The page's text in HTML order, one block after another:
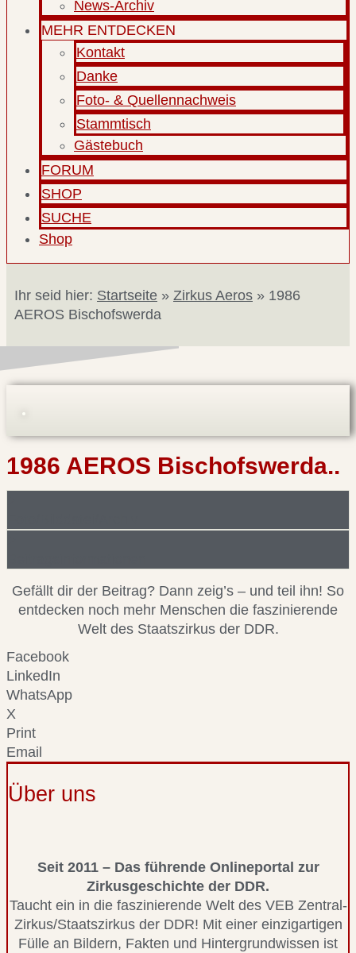
News-Archiv
MEHR ENTDECKEN
Kontakt
Danke
Foto- & Quellennachweis
Stammtisch
Gästebuch
FORUM
SHOP
SUCHE
Shop
Ihr seid hier: Startseite » Zirkus Aeros » 1986
AEROS Bischofswerda
1986 AEROS Bischofswerda..
Gefällt dir der Beitrag? Dann zeig’s – und teil ihn! So
entdecken noch mehr Menschen die faszinierende
Welt des Staatszirkus der DDR.
Facebook
LinkedIn
WhatsApp
X
Print
Email
Über uns
Seit 2011 – Das führende Onlineportal zur
Zirkusgeschichte der DDR.
Taucht ein in die faszinierende Welt des VEB Zentral-
Zirkus/Staatszirkus der DDR! Mit einer einzigartigen
Fülle an Bildern, Fakten und Hintergrundwissen ist